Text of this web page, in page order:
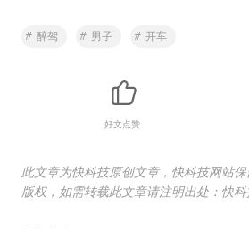
# 醉驾 # 男子 # 开车
好文点赞
此文章为快科技原创文章，快科技网站
版权，如需转载此文章请注明出处：快科